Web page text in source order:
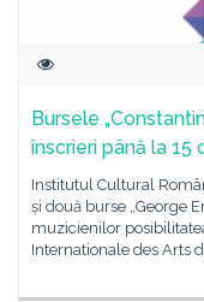
Bursele
înscrieri până la 15
Institutul Cultural
și două burse „George
muzicienilor
Internationale des Arts